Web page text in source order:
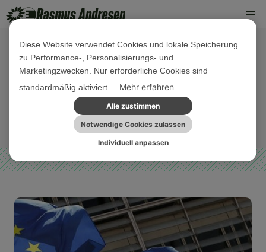
26. MÄRZ 2025
Herzlichen Glückwunsch, Schengen
NORDDEUTSCHLAND
PARLAMENTARISCHE
AKTIVITÄTEN
PRESSEMITTEILUNG
Diese Website verwendet Cookies und lokale Speicherung
zu Performance-, Personalisierungs- und
Marketingzwecken. Nur erforderliche Cookies sind
standardmäßig aktiviert.
Mehr erfahren
Alle zustimmen
Notwendige Cookies zulassen
Individuell anpassen